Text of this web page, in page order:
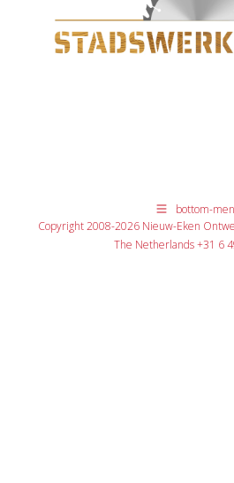
bottom-
Copyright 2008-2026 Nieuw-Eken
The Netherlands +31 6